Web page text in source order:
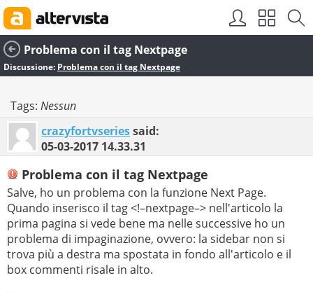
Problema con il tag Nextpage
Discussione: Problema con il tag Nextpage
Tags: Nessun
crazyfortvseriessaid:
05-03-2017 14.33.31
Problema con il tag Nextpage
Salve, ho un problema con la funzione Next Page.
Quando inserisco il tag <!–nextpage–> nell'articolo la
prima pagina si vede bene ma nelle successive ho un
problema di impaginazione, ovvero: la sidebar non si
trova più a destra ma spostata in fondo all'articolo e il
box commenti risale in alto.